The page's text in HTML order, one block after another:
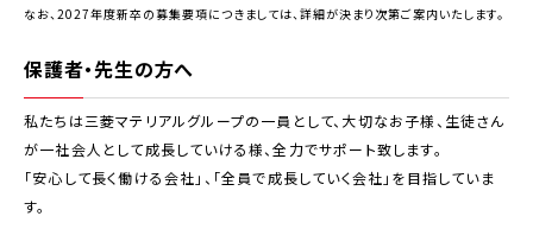
なお、2027年度新卒の募集要項につきましては、詳細が決まり次第ご案内いたします。
保護者・先生の方へ
私たちは三菱マテリアルグループの一員として、大切なお子様、生徒さん
が一社会人として成長していける様、全力でサポート致します。
「安心して長く働ける会社」、「全員で成長していく会社」を目指していま
す。